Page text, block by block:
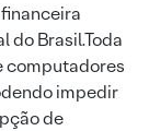
do Brasil.Toda
computadores
impedir
de